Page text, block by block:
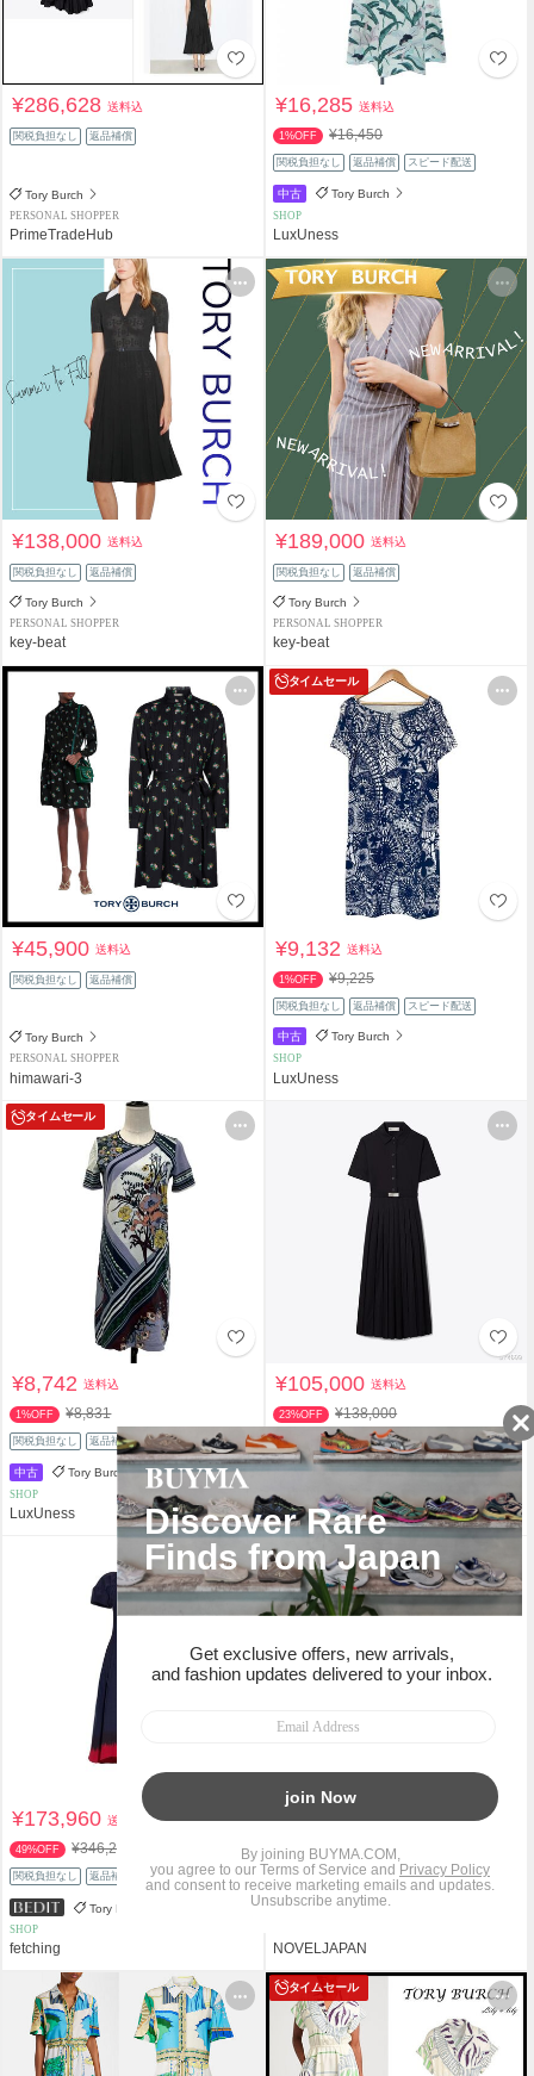
¥286,628送料込
関税負担なし 返品補償
Tory Burch
PERSONAL SHOPPER
PrimeTradeHub
¥16,285送料込
1%OFF ¥16,450
関税負担なし 返品補償 スピード配送
中古 Tory Burch
SHOP
LuxUness
¥138,000送料込
関税負担なし 返品補償
Tory Burch
PERSONAL SHOPPER
key-beat
¥189,000送料込
関税負担なし 返品補償
Tory Burch
PERSONAL SHOPPER
key-beat
¥45,900送料込
関税負担なし 返品補償
Tory Burch
PERSONAL SHOPPER
himawari-3
タイムセール
¥9,132送料込
1%OFF ¥9,225
関税負担なし 返品補償 スピード配送
中古 Tory Burch
SHOP
LuxUness
タイムセール
¥8,742送料込
1%OFF ¥8,831
関税負担なし 返品補償 スピード配送
中古 Tory Burch
SHOP
LuxUness
¥105,000送料込
23%OFF ¥138,000
関税負担なし 返品補償
Tory Burch
PERSONAL SHOPPER
SY4699
¥173,960送料込
49%OFF ¥346,240
関税負担なし 返品補償 スピード配送
Tory Burch
SHOP
fetching
¥113,000送料込
21%OFF ¥143,300
関税負担なし 返品補償
Tory Burch
NOVELJAPAN
タイムセール